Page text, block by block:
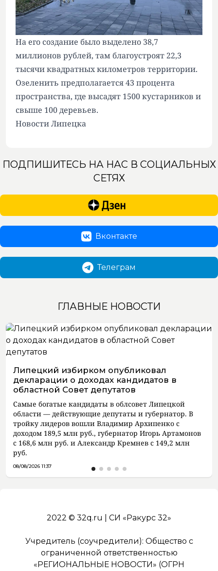
На его создание было выделено 38,7
миллионов рублей, там благоустроят 22,3
тысячи квадратных километров территории.
Озеленить предполагается 43 процента
пространства, где высадят 1500 кустарников и
свыше 100 деревьев.
Новости Липецка
ПОДПИШИТЕСЬ НА НАС В СОЦИАЛЬНЫХ
СЕТЯХ
Вконтакте
Телеграм
ГЛАВНЫЕ НОВОСТИ
Липецкий избирком опубликовал
декларации о доходах кандидатов в
областной Совет депутатов
Самые богатые кандидаты в облсовет Липецкой
области — действующие депутаты и губернатор. В
тройку лидеров вошли Владимир Архипенко с
доходом 189,5 млн руб., губернатор Игорь Артамонов
с 168,6 млн руб. и Александр Кремнев с 149,2 млн
руб.
08/08/2026 11:37
2022 © 32q.ru | СИ «Ракурс 32»
Учредитель (соучредители): Общество с
ограниченной ответственностью
«РЕГИОНАЛЬНЫЕ НОВОСТИ» (ОГРН